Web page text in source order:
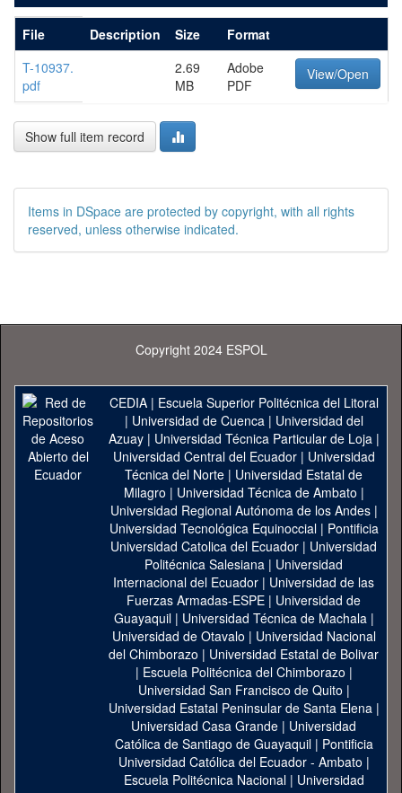
File Description Size
Format
T-10937.
pdf
2.69
MB
Adobe
PDF
View/Open
Show full item record
Items in DSpace are protected by copyright, with all rights
reserved, unless otherwise indicated.
Copyright 2024 ESPOL
CEDIA| Escuela Superior Politécnica del Litoral
| Universidad de Cuenca| Universidad del
Azuay| Universidad Técnica Particular de Loja|
Universidad Central del Ecuador| Universidad
Técnica del Norte | Universidad Estatal de
Milagro | Universidad Técnica de Ambato |
Universidad Regional Autónoma de los Andes|
Universidad Tecnológica Equinoccial| Pontificia
Universidad Catolica del Ecuador | Universidad
Politécnica Salesiana | Universidad
Internacional del Ecuador | Universidad de las
Fuerzas Armadas-ESPE | Universidad de
Guayaquil| Universidad Técnica de Machala|
Universidad de Otavalo | Universidad Nacional
del Chimborazo | Universidad Estatal de Bolivar
| Escuela Politécnica del Chimborazo |
Universidad San Francisco de Quito |
Universidad Estatal Peninsular de Santa Elena|
Universidad Casa Grande | Universidad
Católica de Santiago de Guayaquil| Pontificia
Universidad Católica del Ecuador - Ambato |
Escuela Politécnica Nacional| Universidad